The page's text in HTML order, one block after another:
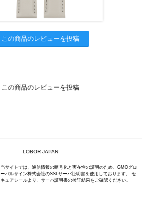
この商品のレビューを投稿
この商品のレビューを投稿
LOBOR JAPAN
当サイトでは、通信情報の暗号化と実在性の証明のため、GMOグロ
ーバルサイン株式会社のSSLサーバ証明書を使用しております。 セ
キュアシールより、サーバ証明書の検証結果をご確認ください。